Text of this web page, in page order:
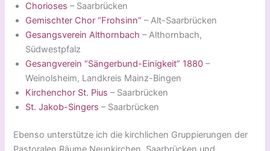
Chorioses – Saarbrücken
Gemischter Chor “Frohsinn” – Alt-Saarbrücken
Gesangsverein Althornbach – Althornbach,
Südwestpfalz
Gesangverein “Sängerbund-Einigkeit” 1880 –
Weinolsheim, Landkreis Mainz-Bingen
Kirchenchor St. Pius – Saarbrücken
St. Jakob-Singers – Saarbrücken
Ebenso unterstütze ich die kirchlichen Gruppierungen der